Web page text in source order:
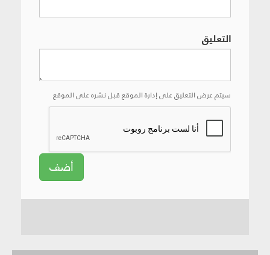
التعليق
سيتم عرض التعليق على إدارة الموقع قبل نشره على الموقع
أضف